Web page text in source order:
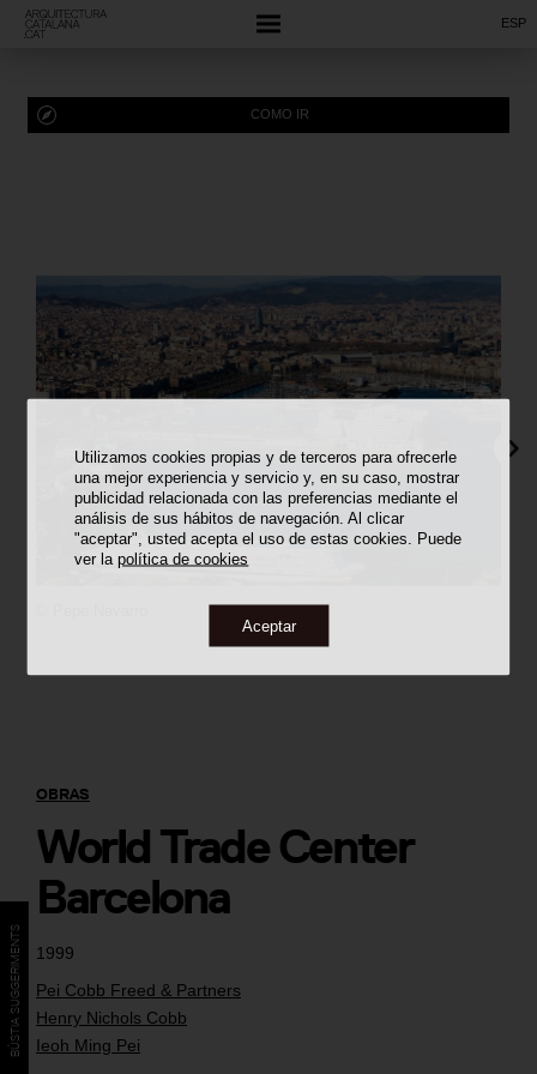
Utilizamos cookies propias y de terceros para ofrecerle
una mejor experiencia y servicio y, en su caso, mostrar
publicidad relacionada con las preferencias mediante el
análisis de sus hábitos de navegación. Al clicar
"aceptar", usted acepta el uso de estas cookies. Puede
ver lapolítica de cookies
Aceptar
ESP
1999
Pei Cobb Freed & Partners
Henry Nichols Cobb
Ieoh Ming Pei
OBRAS
World Trade Center
Barcelona
COMO IR
BÚSTIA SUGGERIMENTS